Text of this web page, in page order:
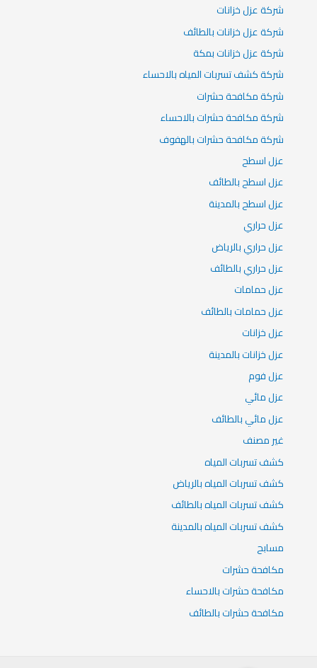
شركة عزل خزانات
شركة عزل خزانات بالطائف
شركة عزل خزانات بمكة
شركة كشف تسربات المياه بالاحساء
شركة مكافحة حشرات
شركة مكافحة حشرات بالاحساء
شركة مكافحة حشرات بالهفوف
عزل اسطح
عزل اسطح بالطائف
عزل اسطح بالمدينة
عزل حراري
عزل حراري بالرياض
عزل حراري بالطائف
عزل حمامات
عزل حمامات بالطائف
عزل خزانات
عزل خزانات بالمدينة
عزل فوم
عزل مائي
عزل مائي بالطائف
غير مصنف
كشف تسربات المياه
كشف تسربات المياه بالرياض
كشف تسربات المياه بالطائف
كشف تسربات المياه بالمدينة
مسابح
مكافحة حشرات
مكافحة حشرات بالاحساء
مكافحة حشرات بالطائف